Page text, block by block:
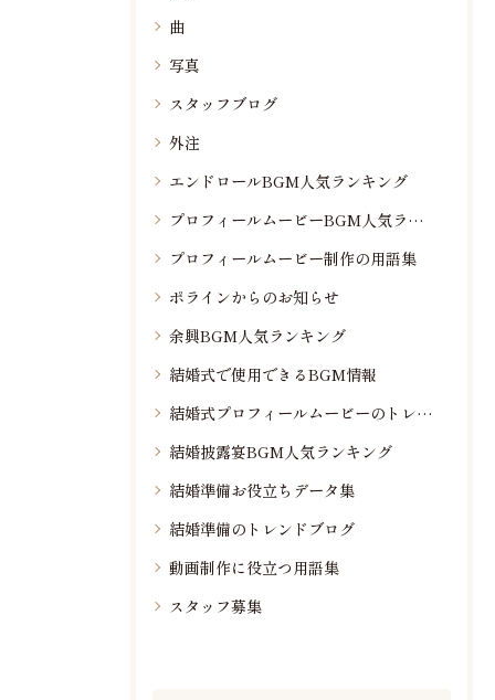
曲
写真
スタッフブログ
外注
エンドロールBGM人気ランキング
プロフィールムービーBGM人気ランキング
プロフィールムービー制作の用語集
ポラインからのお知らせ
余興BGM人気ランキング
結婚式で使用できるBGM情報
結婚式プロフィールムービーのトレンド情報
結婚披露宴BGM人気ランキング
結婚準備お役立ちデータ集
結婚準備のトレンドブログ
動画制作に役立つ用語集
スタッフ募集